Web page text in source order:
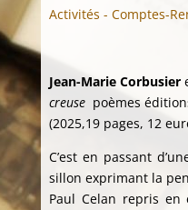
Activités - Comptes-
Jean-Marie Corbusier
creusepoèmes
(2025,19 pages, 12
C’est en passant
sillon exprimant la
Paul Celan repris en